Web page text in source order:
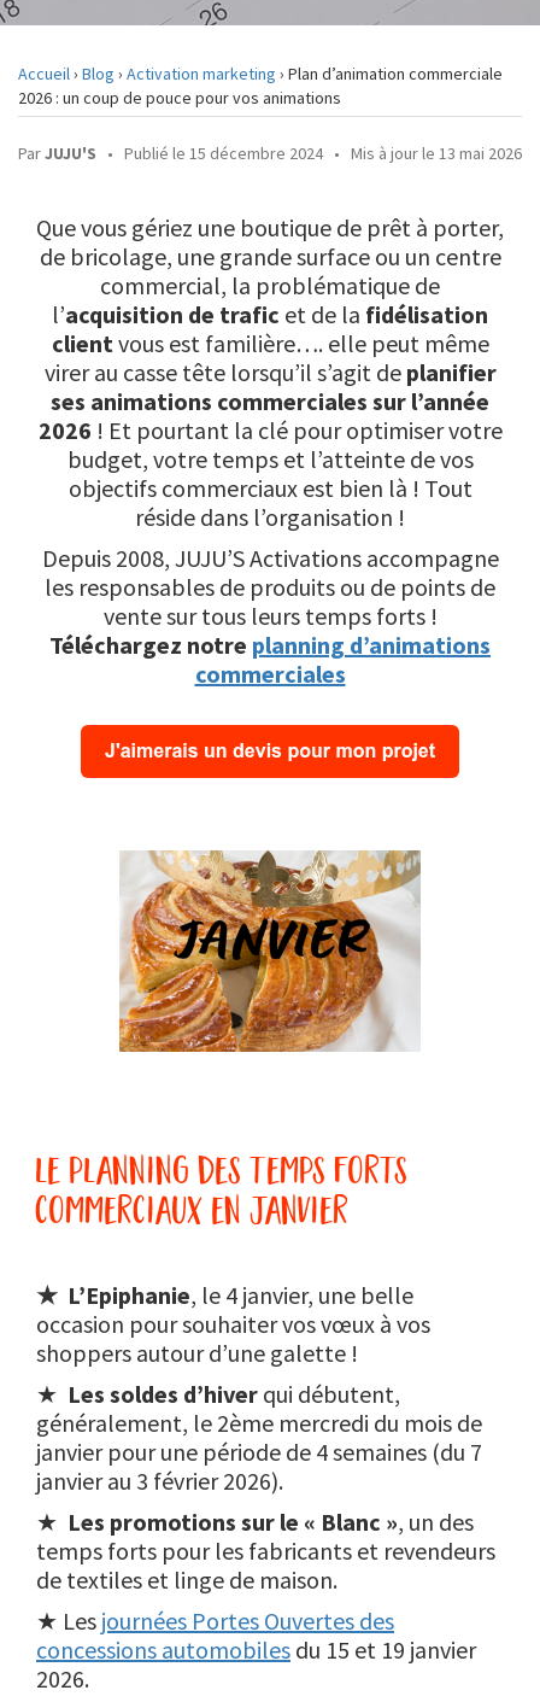
Accueil› Blog › Activation marketing › Plan d’animation commerciale
2026 : un coup de pouce pour vos animations
ParJUJU'S • Publié le 15 décembre 2024 • Mis à jour le 13 mai 2026
Que vous gériez une boutique de prêt à porter,
de bricolage, une grande surface ou un centre
commercial, la problématique de
l’acquisition de trafic et de la fidélisation
clientvous est familière…. elle peut même
virer au casse tête lorsqu’il s’agit de planifier
ses animations commerciales sur l’année
2026 ! Et pourtant la clé pour optimiser votre
budget, votre temps et l’atteinte de vos
objectifs commerciaux est bien là ! Tout
réside dans l’organisation !
Depuis 2008, JUJU’S Activations accompagne
les responsables de produits ou de points de
vente sur tous leurs temps forts !
Téléchargez notre planning d’animations
commerciales
le planning des temps forts
commerciaux en janvier
★ L’Epiphanie, le 4 janvier, une belle
occasion pour souhaiter vos vœux à vos
shoppers autour d’une galette !
★ Les soldes d’hiver qui débutent,
généralement, le 2ème mercredi du mois de
janvier pour une période de 4 semaines (du 7
janvier au 3 février 2026).
★ Les promotions sur le « Blanc », un des
temps forts pour les fabricants et revendeurs
de textiles et linge de maison.
★ Les journées Portes Ouvertes des
concessions automobiles du 15 et 19 janvier
2026.